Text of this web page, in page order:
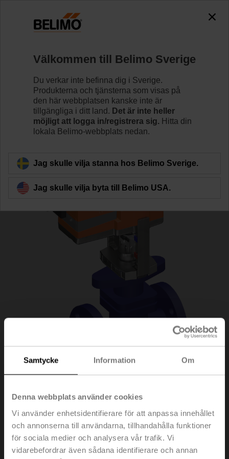
Samtycke Information Om
Denna webbplats använder cookies
Vi använder enhetsidentifierare för att anpassa innehållet
och annonserna till användarna, tillhandahålla funktioner
för sociala medier och analysera vår trafik. Vi
vidarebefordrar även sådana identifierare och annan
H6020X6P3-S2+NV24A-SZ-TPC
Läs mer
Tillbaka till produktkategori
H6020X6P3-
S2+NV24A-SZ-TPC
Välkommen till Belimo Sverige
Du verkar inte befinna dig i Sverige.
Produkterna och tjänsterna som visas på
den här webbplatsen kanske inte är
tillgängliga i ditt land. Det är inte heller
möjligt att logga in/registrera sig. Hitta din
lokala Belimo-webbplats nedan.
Jag skulle vilja stanna hos Belimo Sverige.
Jag skulle vilja byta till Belimo USA.